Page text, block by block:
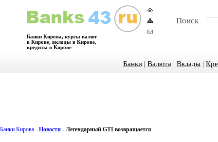
Банки Кирова, курсы валют
в Кирове, вклады в Кирове,
кредиты в Кирове
Поиск
Банки | Валюта | Вклады |
Банки Кирова - Новости - Легендарный GTI возвращается